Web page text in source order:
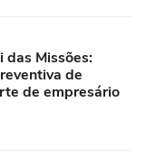
das Missões:
de
de empresário